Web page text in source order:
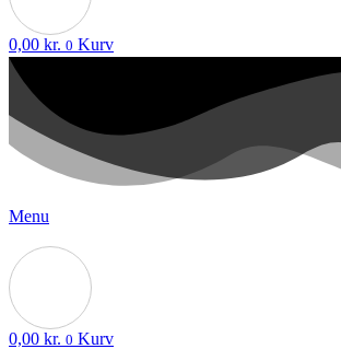
0,00 kr. 0 Kurv
Menu
0,00 kr. 0 Kurv